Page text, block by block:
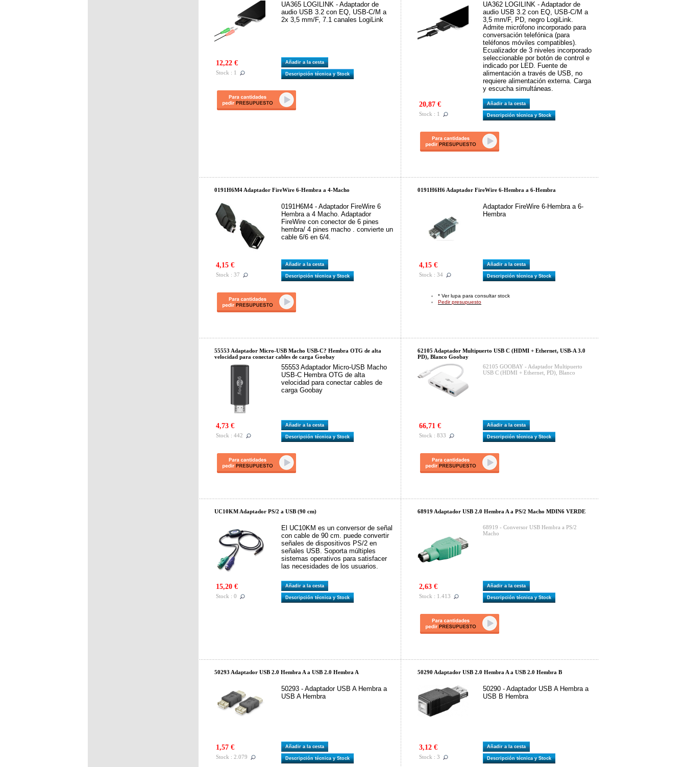
UA365 LOGILINK - Adaptador de
audio USB 3.2 con EQ, USB-C/M a
2x 3,5 mm/F, 7.1 canales LogiLink
12,22 €
Stock : 1
Añadir a la cesta
Descripción técnica y Stock
UA362 LOGILINK - Adaptador de
audio USB 3.2 con EQ, USB-C/M a
3,5 mm/F, PD, negro LogiLink.
Admite micrófono incorporado para
conversación telefónica (para
teléfonos móviles compatibles).
Ecualizador de 3 niveles incorporado
seleccionable por botón de control e
indicado por LED. Fuente de
alimentación a través de USB, no
requiere alimentación externa. Carga
y escucha simultáneas.
20,87 €
Stock : 1
Añadir a la cesta
Descripción técnica y Stock
0191H6M4 Adaptador FireWire 6-Hembra a 4-Macho
0191H6M4 - Adaptador FireWire 6
Hembra a 4 Macho. Adaptador
FireWire con conector de 6 pines
hembra/ 4 pines macho . convierte un
cable 6/6 en 6/4.
4,15 €
Stock : 37
Añadir a la cesta
Descripción técnica y Stock
0191H6H6 Adaptador FireWire 6-Hembra a 6-Hembra
Adaptador FireWire 6-Hembra a 6-
Hembra
4,15 €
Stock : 34
Añadir a la cesta
Descripción técnica y Stock
* Ver lupa para consultar stock
Pedir presupuesto
55553 Adaptador Micro-USB Macho USB-C? Hembra OTG de alta
velocidad para conectar cables de carga Goobay
55553 Adaptador Micro-USB Macho
USB-C Hembra OTG de alta
velocidad para conectar cables de
carga Goobay
4,73 €
Stock : 442
Añadir a la cesta
Descripción técnica y Stock
62105 Adaptador Multipuerto USB C (HDMI + Ethernet, USB-A 3.0
PD), Blanco Goobay
62105 GOOBAY - Adaptador Multipuerto
USB C (HDMI + Ethernet, PD), Blanco
66,71 €
Stock : 833
Añadir a la cesta
Descripción técnica y Stock
UC10KM Adaptador PS/2 a USB (90 cm)
El UC10KM es un conversor de señal
con cable de 90 cm. puede convertir
señales de dispositivos PS/2 en
señales USB. Soporta múltiples
sistemas operativos para satisfacer
las necesidades de los usuarios.
15,20 €
Stock : 0
Añadir a la cesta
Descripción técnica y Stock
68919 Adaptador USB 2.0 Hembra A a PS/2 Macho MDIN6 VERDE
68919 - Conversor USB Hembra a PS/2
Macho
2,63 €
Stock : 1.413
Añadir a la cesta
Descripción técnica y Stock
50293 Adaptador USB 2.0 Hembra A a USB 2.0 Hembra A
50293 - Adaptador USB A Hembra a
USB A Hembra
1,57 €
Stock : 2.079
Añadir a la cesta
Descripción técnica y Stock
50290 Adaptador USB 2.0 Hembra A a USB 2.0 Hembra B
50290 - Adaptador USB A Hembra a
USB B Hembra
3,12 €
Stock : 3
Añadir a la cesta
Descripción técnica y Stock